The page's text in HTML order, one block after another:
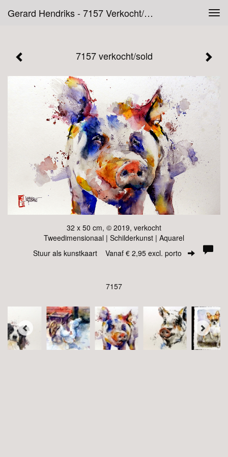
Gerard Hendriks - 7157 Verkocht/sold
7157 verkocht/sold
32 x 50 cm, © 2019, verkocht
Tweedimensionaal | Schilderkunst | Aquarel
Stuur als kunstkaart Vanaf € 2,95 excl. porto
7157